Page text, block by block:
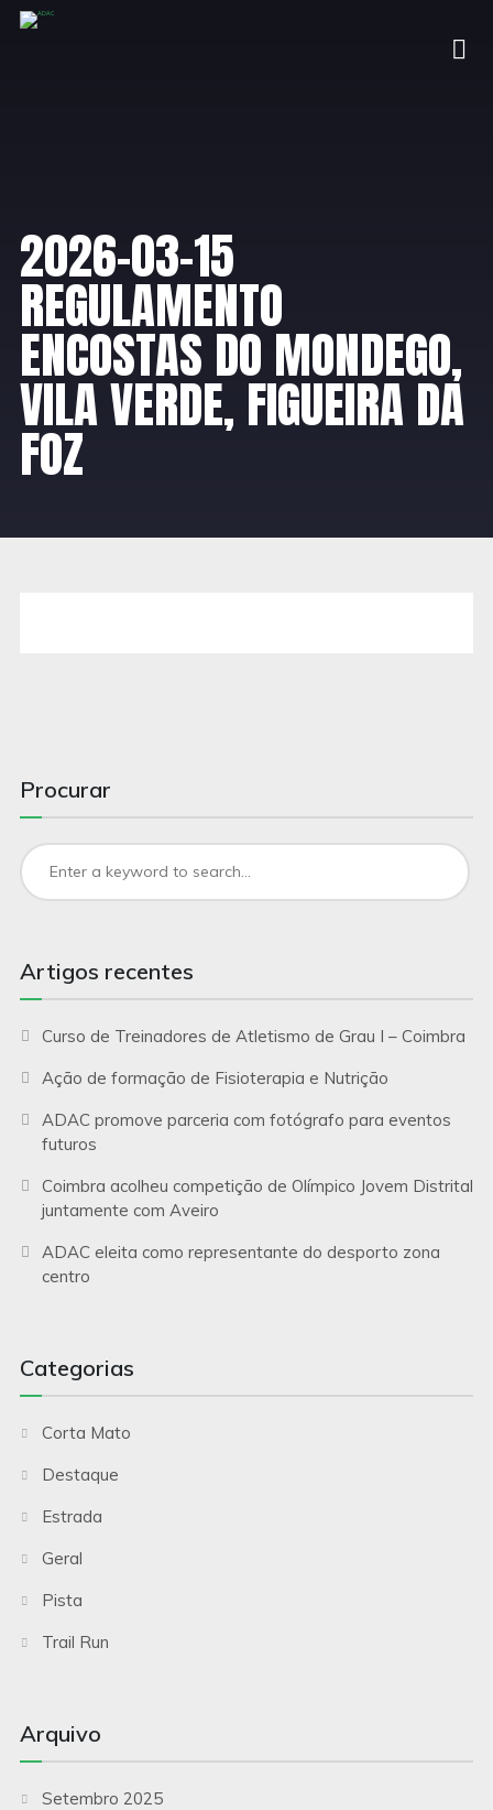
2026-03-15
REGULAMENTO
ENCOSTAS DO MONDEGO,
VILA VERDE, FIGUEIRA DA
FOZ
Procurar
Artigos recentes
Curso de Treinadores de Atletismo de Grau I – Coimbra
Ação de formação de Fisioterapia e Nutrição
ADAC promove parceria com fotógrafo para eventos
futuros
Coimbra acolheu competição de Olímpico Jovem Distrital
juntamente com Aveiro
ADAC eleita como representante do desporto zona
centro
Categorias
Corta Mato
Destaque
Estrada
Geral
Pista
Trail Run
Arquivo
Setembro 2025